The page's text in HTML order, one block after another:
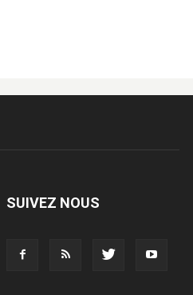
SUIVEZ NOUS